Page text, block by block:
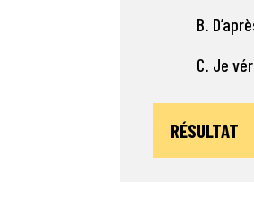
B.
C. Je
RÉSULTAT